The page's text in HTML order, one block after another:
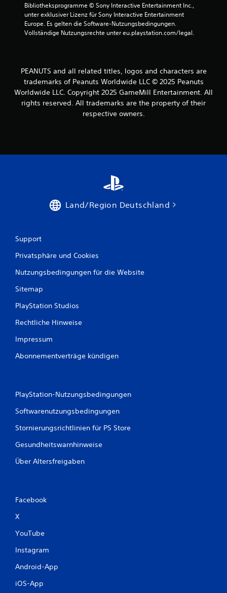
Bibliotheksprogramme © Sony Interactive Entertainment Inc.,
unter exklusiver Lizenz für Sony Interactive Entertainment
Europe. Es gelten die Software-Nutzungsbedingungen.
Vollständige Nutzungsrechte unter eu.playstation.com/legal.
PEANUTS and all related titles, logos and characters are
trademarks of Peanuts Worldwide LLC © 2025 Peanuts
Worldwide LLC. Copyright 2025 GameMill Entertainment. All
rights reserved. All trademarks are the property of their
respective owners.
Land/Region Deutschland
Support
Privatsphäre und Cookies
Nutzungsbedingungen für die Website
Sitemap
PlayStation Studios
Rechtliche Hinweise
Impressum
Abonnementverträge kündigen
PlayStation-Nutzungsbedingungen
Softwarenutzungsbedingungen
Stornierungsrichtlinien für PS Store
Gesundheitswarnhinweise
Über Altersfreigaben
Facebook
X
YouTube
Instagram
Android-App
iOS-App